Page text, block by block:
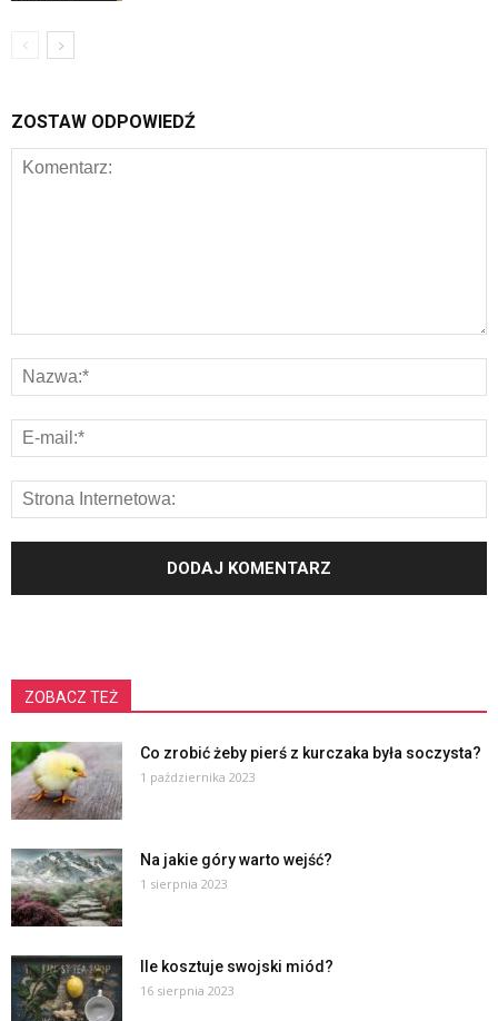
ZOSTAW ODPOWIEDŹ
ZOBACZ TEŻ
Co zrobić żeby pierś z kurczaka była soczysta?
1 października 2023
Na jakie góry warto wejść?
1 sierpnia 2023
Ile kosztuje swojski miód?
16 sierpnia 2023